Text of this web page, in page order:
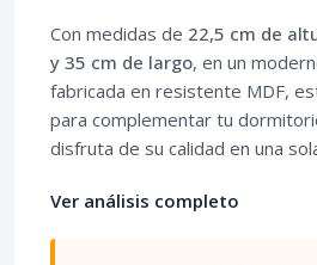
Con medidas de 22,5 cm de
y 35 cm de largo, en un
fabricada en resistente MDF,
para complementar tu
disfruta de su calidad en una
Ver análisis completo